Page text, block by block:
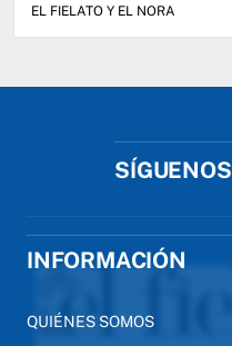
EL FIELATO Y EL NORA
SÍGUENOS
INFORMACIÓN
QUIÉNES SOMOS